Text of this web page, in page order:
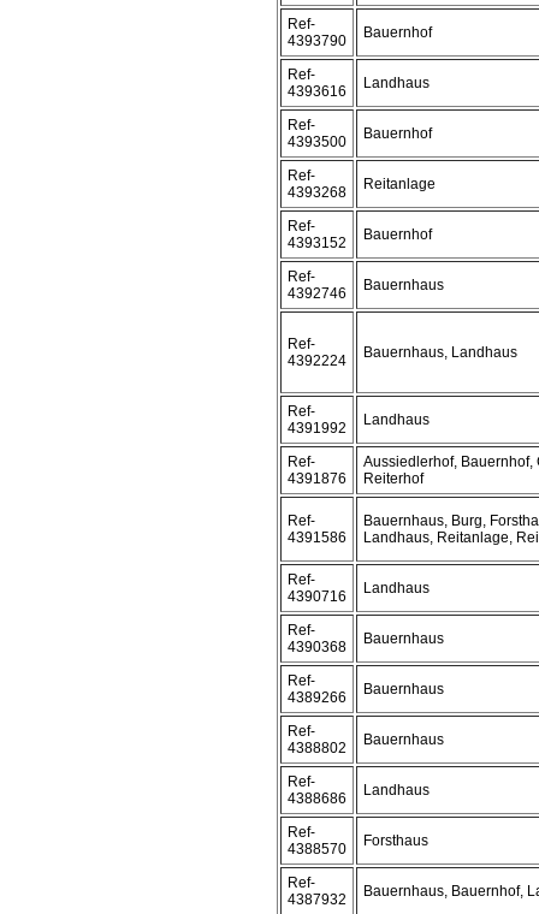
Ref-
4393790
Bauernhof
Ref-
4393616
Landhaus
Ref-
4393500
Bauernhof
Ref-
4393268
Reitanlage
Ref-
4393152
Bauernhof
Ref-
4392746
Bauernhaus
Ref-
4392224
Bauernhaus, Landhaus
Ref-
4391992
Landhaus
Ref-
4391876
Aussiedlerhof, Bauernhof,
Reiterhof
Ref-
4391586
Bauernhaus, Burg,
Landhaus, Reitanlage,
Ref-
4390716
Landhaus
Ref-
4390368
Bauernhaus
Ref-
4389266
Bauernhaus
Ref-
4388802
Bauernhaus
Ref-
4388686
Landhaus
Ref-
4388570
Forsthaus
Ref-
4387932
Bauernhaus, Bauernhof,